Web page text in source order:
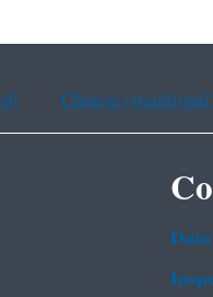
Chinese
Data